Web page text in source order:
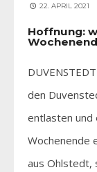
22. APRIL 2021
Hoffnung:
den
entlasten und
Wochenende
aus